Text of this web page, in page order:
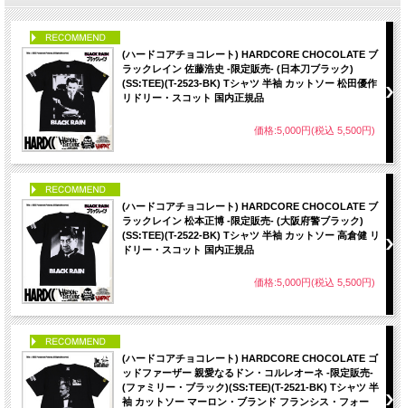
(ハードコアチョコレート) HARDCORE CHOCOLATE ブ
ラックレイン 佐藤浩史 -限定販売- (日本刀ブラック)
(SS:TEE)(T-2523-BK) Tシャツ 半袖 カットソー 松田優作
リドリー・スコット 国内正規品
価格:5,000円(税込 5,500円)
(ハードコアチョコレート) HARDCORE CHOCOLATE ブ
ラックレイン 松本正博 -限定販売- (大阪府警ブラック)
(SS:TEE)(T-2522-BK) Tシャツ 半袖 カットソー 高倉健 リ
ドリー・スコット 国内正規品
価格:5,000円(税込 5,500円)
(ハードコアチョコレート) HARDCORE CHOCOLATE ゴ
ッドファーザー 親愛なるドン・コルレオーネ -限定販売-
(ファミリー・ブラック)(SS:TEE)(T-2521-BK) Tシャツ 半
袖 カットソー マーロン・ブランド フランシス・フォー